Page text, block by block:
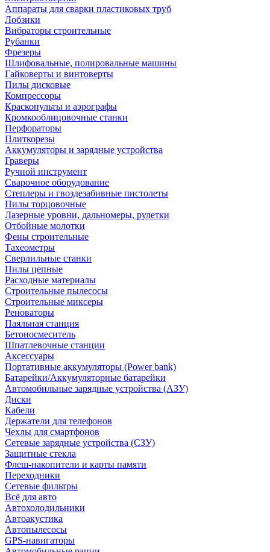
Аппараты для сварки пластиковых труб
Лобзики
Вибраторы строительные
Рубанки
Фрезеры
Шлифовальные, полировальные машины
Гайковерты и винтоверты
Пилы дисковые
Компрессоры
Краскопульты и аэрографы
Кромкооблицовочные станки
Перфораторы
Плиткорезы
Аккумуляторы и зарядные устройства
Граверы
Ручной инструмент
Сварочное оборудование
Степлеры и гвоздезабивные пистолеты
Пилы торцовочные
Лазерные уровни, дальномеры, рулетки
Отбойные молотки
Фены строительные
Тахеометры
Сверлильные станки
Пилы цепные
Расходные материалы
Строительные пылесосы
Строительные миксеры
Реноваторы
Паяльная станция
Бетоносмеситель
Шпатлевочные станции
Аксессуары
Портативные аккумуляторы (Power bank)
Батарейки/Аккумуляторные батарейки
Автомобильные зарядные устройства (АЗУ)
Диски
Кабели
Держатели для телефонов
Чехлы для смартфонов
Сетевые зарядные устройства (СЗУ)
Защитные стекла
Флеш-накопители и карты памяти
Переходники
Сетевые фильтры
Всё для авто
Автохолодильники
Автоакустика
Автопылесосы
GPS-навигаторы